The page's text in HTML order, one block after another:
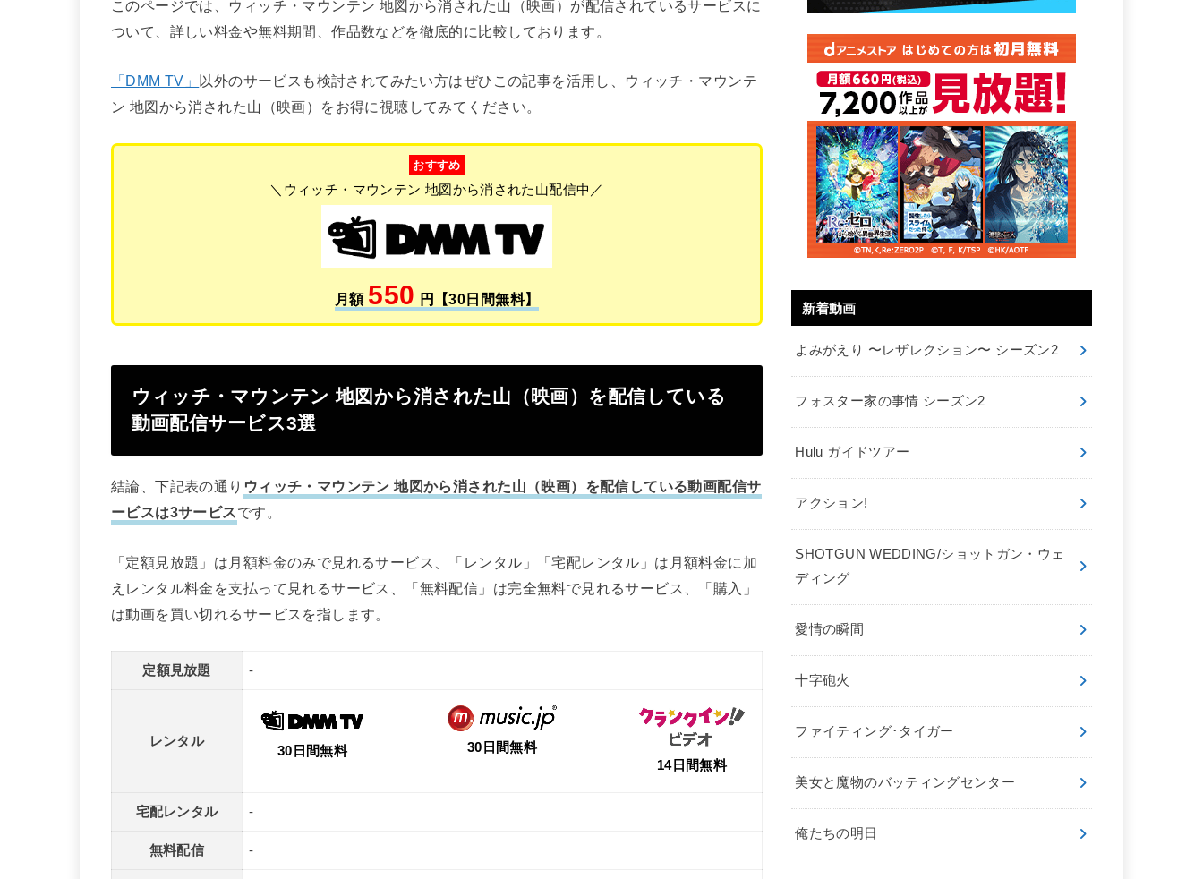
このページでは、ウィッチ・マウンテン 地図から消された山（映画）が配信されているサービスに
ついて、詳しい料金や無料期間、作品数などを徹底的に比較しております。
「DMM TV」 以外のサービスも検討されてみたい方はぜひこの記事を活用し、ウィッチ・マウンテ
ン 地図から消された山（映画）をお得に視聴してみてください。
おすすめ
＼ウィッチ・マウンテン 地図から消された山配信中／
月額 550 円【30日間無料】
ウィッチ・マウンテン 地図から消された山（映画）を配信している
動画配信サービス3選
結論、下記表の通り ウィッチ・マウンテン 地図から消された山（映画）を配信している動画配信サ
ービスは3サービスです。
「定額見放題」は月額料金のみで見れるサービス、「レンタル」「宅配レンタル」は月額料金に加
えレンタル料金を支払って見れるサービス、「無料配信」は完全無料で見れるサービス、「購入」
は動画を買い切れるサービスを指します。
定額見放題 -
レンタル
30日間無料
30日間無料
14日間無料
宅配レンタル -
無料配信 -
新着動画
よみがえり 〜レザレクション〜 シーズン2
フォスター家の事情 シーズン2
Hulu ガイドツアー
アクション!
SHOTGUN WEDDING/ショットガン・ウェ
ディング
愛情の瞬間
十字砲火
ファイティング･タイガー
美女と魔物のバッティングセンター
俺たちの明日